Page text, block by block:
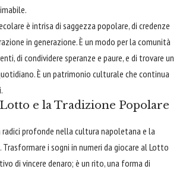
è intrisa di saggezza popolare, di credenze
in generazione. È un modo per la comunità
di condividere speranze e paure, e di trovare un
È un patrimonio culturale che continua
e la Tradizione Popolare
profonde nella cultura napoletana e la
Trasformare i sogni in numeri da giocare al Lotto
di vincere denaro; è un rito, una forma di